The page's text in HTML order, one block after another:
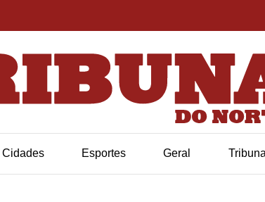
Cidades Esportes Geral